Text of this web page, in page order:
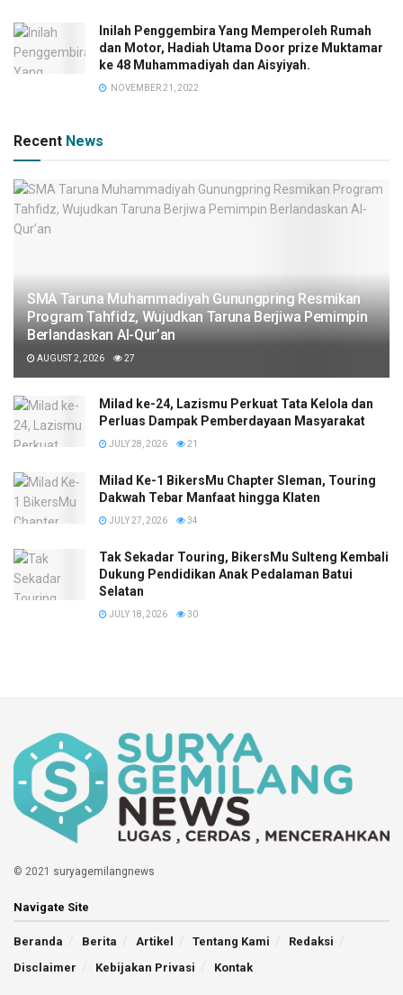
Inilah Penggembira Yang Memperoleh Rumah
dan Motor, Hadiah Utama Door prize Muktamar
ke 48 Muhammadiyah dan Aisyiyah.
NOVEMBER 21, 2022
Recent News
SMA Taruna Muhammadiyah Gunungpring Resmikan
Program Tahfidz, Wujudkan Taruna Berjiwa Pemimpin
Berlandaskan Al-Qur’an
AUGUST 2, 2026 27
Milad ke-24, Lazismu Perkuat Tata Kelola dan
Perluas Dampak Pemberdayaan Masyarakat
JULY 28, 2026 21
Milad Ke-1 BikersMu Chapter Sleman, Touring
Dakwah Tebar Manfaat hingga Klaten
JULY 27, 2026 34
Tak Sekadar Touring, BikersMu Sulteng Kembali
Dukung Pendidikan Anak Pedalaman Batui
Selatan
JULY 18, 2026 30
© 2021 suryagemilangnews
Navigate Site
Beranda Berita Artikel Tentang Kami
Redaksi
Disclaimer
Kebijakan Privasi Kontak